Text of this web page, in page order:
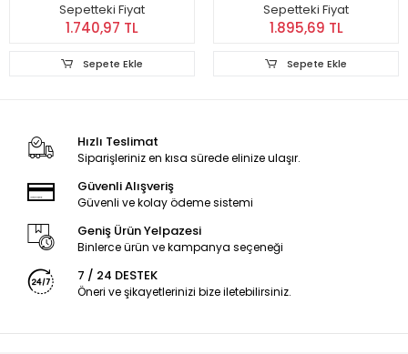
Sepetteki Fiyat
1.740,97 TL
Sepete Ekle
Sepetteki Fiyat
1.895,69 TL
Sepete Ekle
Hızlı Teslimat
Siparişleriniz en kısa sürede elinize ulaşır.
Güvenli Alışveriş
Güvenli ve kolay ödeme sistemi
Geniş Ürün Yelpazesi
Binlerce ürün ve kampanya seçeneği
7 / 24 DESTEK
Öneri ve şikayetlerinizi bize iletebilirsiniz.